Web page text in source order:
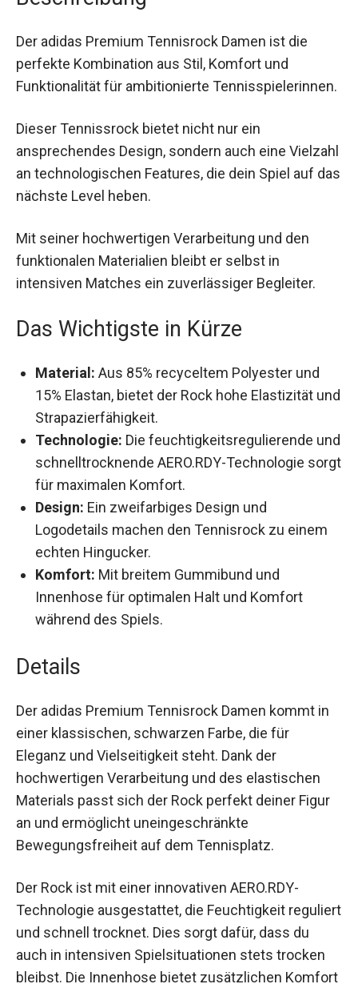
perfekte Kombination aus Stil, Komfort und
Funktionalität für ambitionierte
Tennisspielerinnen.
Dieser Tennissrock bietet nicht nur ein
ansprechendes Design, sondern auch eine
Vielzahl an technologischen Features, die dein
Spiel auf das nächste Level heben.
Mit seiner hochwertigen Verarbeitung und den
funktionalen Materialien bleibt er selbst in
intensiven Matches ein zuverlässiger Begleiter.
Das Wichtigste in Kürze
Material: Aus 85% recyceltem Polyester und
15% Elastan, bietet der Rock hohe Elastizität
und Strapazierfähigkeit.
Technologie: Die feuchtigkeitsregulierende
und schnelltrocknende AERO.RDY-
Technologie sorgt für maximalen Komfort.
Design: Ein zweifarbiges Design und
Logodetails machen den Tennisrock zu einem
echten Hingucker.
Komfort: Mit breitem Gummibund und
Innenhose für optimalen Halt und Komfort
während des Spiels.
Details
Der adidas Premium Tennisrock Damen kommt in
einer klassischen, schwarzen Farbe, die für
Eleganz und Vielseitigkeit steht. Dank der
hochwertigen Verarbeitung und des elastischen
Materials passt sich der Rock perfekt deiner Figur
an und ermöglicht uneingeschränkte
Bewegungsfreiheit auf dem Tennisplatz.
Der Rock ist mit einer innovativen AERO.RDY-
Technologie ausgestattet, die Feuchtigkeit
reguliert und schnell trocknet. Dies sorgt dafür,
dass du auch in intensiven Spielsituationen stets